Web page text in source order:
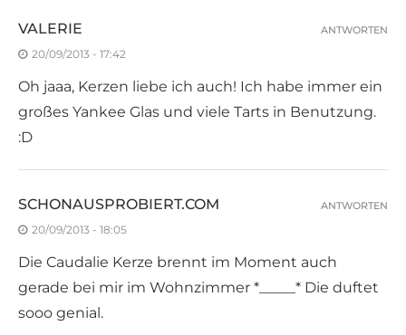
VALERIE
20/09/2013 - 17:42
Oh jaaa, Kerzen liebe ich auch! Ich habe immer ein
großes Yankee Glas und viele Tarts in Benutzung.
:D
ANTWORTEN
SCHONAUSPROBIERT.COM
20/09/2013 - 18:05
Die Caudalie Kerze brennt im Moment auch
gerade bei mir im Wohnzimmer *_____* Die duftet
sooo genial.
ANTWORTEN